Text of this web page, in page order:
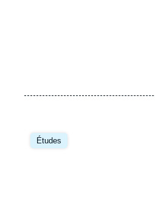
Études
Image
principale